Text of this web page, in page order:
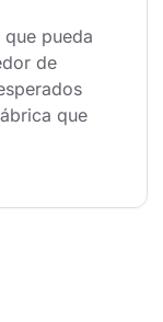
pueda
de
que